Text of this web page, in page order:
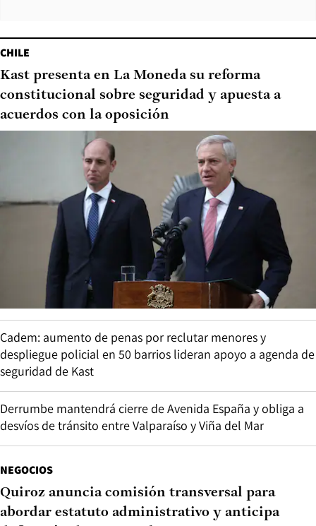
CHILE
Kast presenta en La Moneda su reforma
constitucional sobre seguridad y apuesta a
acuerdos con la oposición
Cadem: aumento de penas por reclutar menores y
despliegue policial en 50 barrios lideran apoyo a agenda de
seguridad de Kast
Derrumbe mantendrá cierre de Avenida España y obliga a
desvíos de tránsito entre Valparaíso y Viña del Mar
NEGOCIOS
Quiroz anuncia comisión transversal para
abordar estatuto administrativo y anticipa